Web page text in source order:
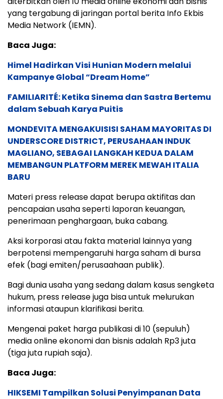
yang tergabung di jaringan portal berita Info Ekbis
Media Network (IEMN).
Baca Juga:
Himel Hadirkan Visi Hunian Modern melalui
Kampanye Global “Dream Home”
FAMILIARITÉ: Ketika Sinema dan Sastra Bertemu
dalam Sebuah Karya Puitis
MONDEVITA MENGAKUISISI SAHAM MAYORITAS DI
UNDERSCORE DISTRICT, PERUSAHAAN INDUK
MAGLIANO, SEBAGAI LANGKAH KEDUA DALAM
MEMBANGUN PLATFORM MEREK MEWAH ITALIA
BARU
Materi press release dapat berupa aktifitas dan
pencapaian usaha seperti laporan keuangan,
penerimaan penghargaan, buka cabang.
Aksi korporasi atau fakta material lainnya yang
berpotensi mempengaruhi harga saham di bursa
efek (bagi emiten/perusaahaan publik).
Bagi dunia usaha yang sedang dalam kasus sengketa
hukum, press release juga bisa untuk melurukan
informasi ataupun klarifikasi berita.
Mengenai paket harga publikasi di 10 (sepuluh)
media online ekonomi dan bisnis adalah Rp3 juta
(tiga juta rupiah saja).
Baca Juga:
HIKSEMI Tampilkan Solusi Penyimpanan Data